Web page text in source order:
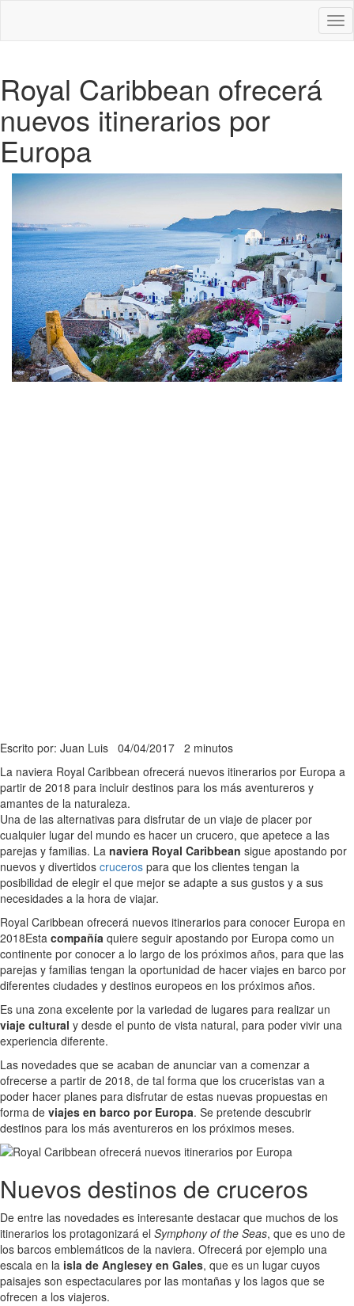
Royal Caribbean ofrecerá
nuevos itinerarios por
Europa
Escrito por: Juan Luis 04/04/2017 2 minutos
La naviera Royal Caribbean ofrecerá nuevos itinerarios por Europa a
partir de 2018 para incluir destinos para los más aventureros y
amantes de la naturaleza.
Una de las alternativas para disfrutar de un viaje de placer por
cualquier lugar del mundo es hacer un crucero, que apetece a las
parejas y familias. La naviera Royal Caribbean sigue apostando por
nuevos y divertidos cruceros para que los clientes tengan la
posibilidad de elegir el que mejor se adapte a sus gustos y a sus
necesidades a la hora de viajar.
Royal Caribbean ofrecerá nuevos itinerarios para conocer Europa en
2018Esta compañía quiere seguir apostando por Europa como un
continente por conocer a lo largo de los próximos años, para que las
parejas y familias tengan la oportunidad de hacer viajes en barco por
diferentes ciudades y destinos europeos en los próximos años.
Es una zona excelente por la variedad de lugares para realizar un
viaje cultural y desde el punto de vista natural, para poder vivir una
experiencia diferente.
Las novedades que se acaban de anunciar van a comenzar a
ofrecerse a partir de 2018, de tal forma que los cruceristas van a
poder hacer planes para disfrutar de estas nuevas propuestas en
forma de viajes en barco por Europa. Se pretende descubrir
destinos para los más aventureros en los próximos meses.
Nuevos destinos de cruceros
De entre las novedades es interesante destacar que muchos de los
itinerarios los protagonizará el Symphony of the Seas, que es uno de
los barcos emblemáticos de la naviera. Ofrecerá por ejemplo una
escala en la isla de Anglesey en Gales, que es un lugar cuyos
paisajes son espectaculares por las montañas y los lagos que se
ofrecen a los viajeros.